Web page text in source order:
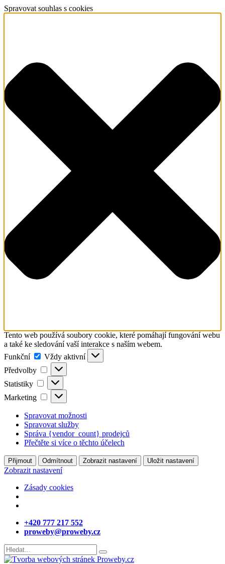
Spravovat souhlas s cookies
Tento web používá soubory cookie, které pomáhají fungování webu
a také ke sledování vaší interakce s naším webem.
Funkční
Funkční
Vždy aktivní
Předvolby
Předvolby
Statistiky Statistiky
Marketing Marketing
Spravovat možnosti
Spravovat služby
Správa {vendor_count} prodejců
Přečtěte si více o těchto účelech
Přijmout Odmítnout Zobrazit nastavení Uložit nastavení
Zobrazit nastavení
Zásady cookies
+420 777 217 552
proweby@proweby.cz